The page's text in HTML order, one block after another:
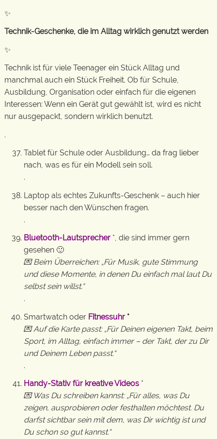
✨
Technik-Geschenke, die im Alltag wirklich genutzt werden
✨
Technik ist für viele Teenager ein Stück Alltag und
manchmal auch ein Stück Freiheit. Ob für Schule,
Ausbildung, Organisation oder einfach für die eigenen
Interessen: Wenn ein Gerät gut gewählt ist, wird es nicht
nur ausgepackt, sondern wirklich benutzt.
.
Tablet für Schule oder Ausbildung… da frag lieber
nach, was es für ein Modell sein soll.
.
Laptop als echtes Zukunfts-Geschenk – auch hier
besser nach den Wünschen fragen.
.
Bluetooth-Lautsprecher *, die sind immer gern
gesehen 🙂
💌 Beim Überreichen: „Für Musik, gute Stimmung
und diese Momente, in denen Du einfach mal laut Du
selbst sein willst.“
.
Smartwatch oder Fitnessuhr *
💌 Auf die Karte passt: „Für Deinen eigenen Takt, beim
Sport, im Alltag, einfach immer – der Takt, der zu Dir
und Deinem Leben passt.“
.
Handy-Stativ für kreative Videos *
💌 Was Du schreiben kannst: „Für alles, was Du
zeigen, ausprobieren oder festhalten möchtest. Du
darfst sichtbar sein mit dem, was Dir wichtig ist und
Du schon so gut kannst.“